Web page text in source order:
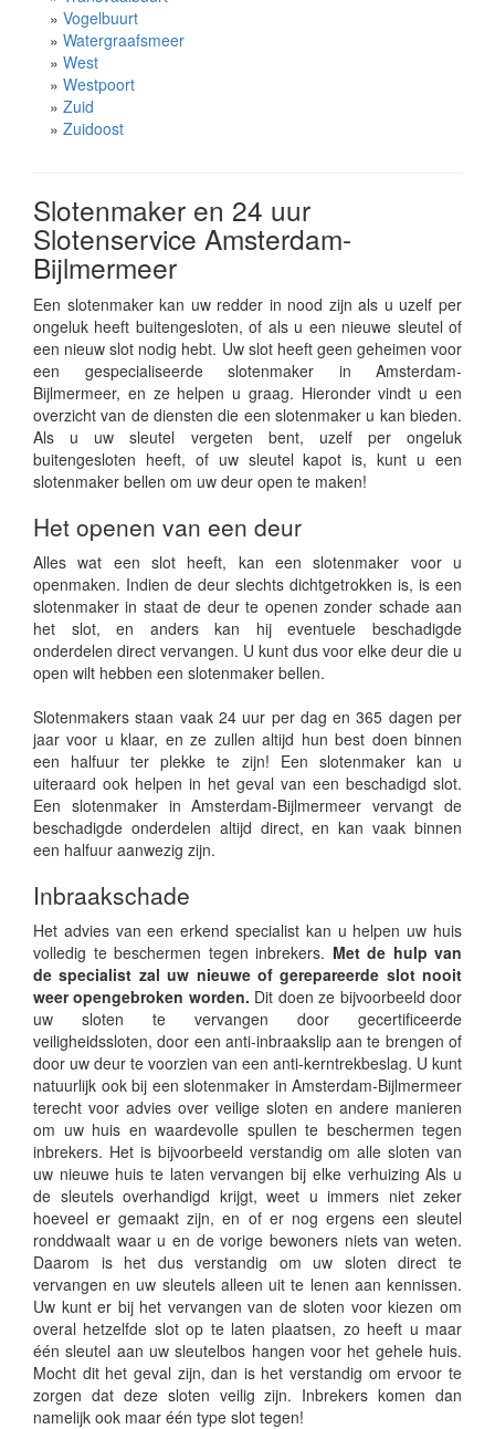
» Vogelbuurt
» Watergraafsmeer
» West
» Westpoort
» Zuid
» Zuidoost
Slotenmaker en 24 uur
Slotenservice Amsterdam-
Bijlmermeer
Een slotenmaker kan uw redder in nood zijn als u uzelf per
ongeluk heeft buitengesloten, of als u een nieuwe sleutel of
een nieuw slot nodig hebt. Uw slot heeft geen geheimen voor
een gespecialiseerde slotenmaker in Amsterdam-
Bijlmermeer, en ze helpen u graag. Hieronder vindt u een
overzicht van de diensten die een slotenmaker u kan bieden.
Als u uw sleutel vergeten bent, uzelf per ongeluk
buitengesloten heeft, of uw sleutel kapot is, kunt u een
slotenmaker bellen om uw deur open te maken!
Het openen van een deur
Alles wat een slot heeft, kan een slotenmaker voor u
openmaken. Indien de deur slechts dichtgetrokken is, is een
slotenmaker in staat de deur te openen zonder schade aan
het slot, en anders kan hij eventuele beschadigde
onderdelen direct vervangen. U kunt dus voor elke deur die u
open wilt hebben een slotenmaker bellen.
Slotenmakers staan vaak 24 uur per dag en 365 dagen per
jaar voor u klaar, en ze zullen altijd hun best doen binnen
een halfuur ter plekke te zijn! Een slotenmaker kan u
uiteraard ook helpen in het geval van een beschadigd slot.
Een slotenmaker in Amsterdam-Bijlmermeer vervangt de
beschadigde onderdelen altijd direct, en kan vaak binnen
een halfuur aanwezig zijn.
Inbraakschade
Het advies van een erkend specialist kan u helpen uw huis
volledig te beschermen tegen inbrekers. Met de hulp van
de specialist zal uw nieuwe of gerepareerde slot nooit
weer opengebroken worden. Dit doen ze bijvoorbeeld door
uw sloten te vervangen door gecertificeerde
veiligheidssloten, door een anti-inbraakslip aan te brengen of
door uw deur te voorzien van een anti-kerntrekbeslag. U kunt
natuurlijk ook bij een slotenmaker in Amsterdam-Bijlmermeer
terecht voor advies over veilige sloten en andere manieren
om uw huis en waardevolle spullen te beschermen tegen
inbrekers. Het is bijvoorbeeld verstandig om alle sloten van
uw nieuwe huis te laten vervangen bij elke verhuizing Als u
de sleutels overhandigd krijgt, weet u immers niet zeker
hoeveel er gemaakt zijn, en of er nog ergens een sleutel
ronddwaalt waar u en de vorige bewoners niets van weten.
Daarom is het dus verstandig om uw sloten direct te
vervangen en uw sleutels alleen uit te lenen aan kennissen.
Uw kunt er bij het vervangen van de sloten voor kiezen om
overal hetzelfde slot op te laten plaatsen, zo heeft u maar
één sleutel aan uw sleutelbos hangen voor het gehele huis.
Mocht dit het geval zijn, dan is het verstandig om ervoor te
zorgen dat deze sloten veilig zijn. Inbrekers komen dan
namelijk ook maar één type slot tegen!